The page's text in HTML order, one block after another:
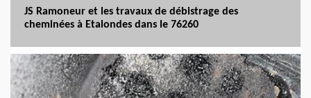
JS Ramoneur et les travaux de débistrage des
cheminées à Etalondes dans le 76260